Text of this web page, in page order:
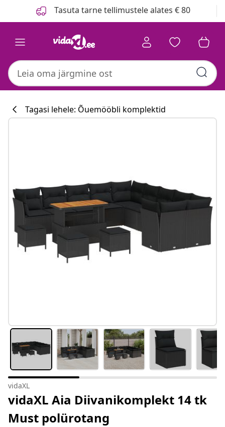
Tasuta tarne tellimustele alates € 80
#sharemevidaxl
Tagasi lehele: Õuemööbli komplektid
vidaXL
vidaXL Aia Diivanikomplekt 14 tk
Must polürotang